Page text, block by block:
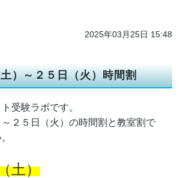
2025年03月25日 15:48
）～２５日（火）時間割
受験ラボです。
～２５日（火）の時間割と教室割で
土）